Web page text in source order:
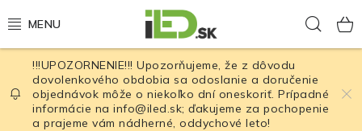
na
LED osvetlenie
LED baterky
!!!UPOZORNENIE!!! Upozorňujeme, že z dôvodu
dovolenkového obdobia sa odoslanie a doručenie
objednávok môže o niekoľko dní oneskoriť. Prípadné
informácie na info@iled.sk; ďakujeme za pochopenie
a prajeme vám nádherné, oddychové leto!